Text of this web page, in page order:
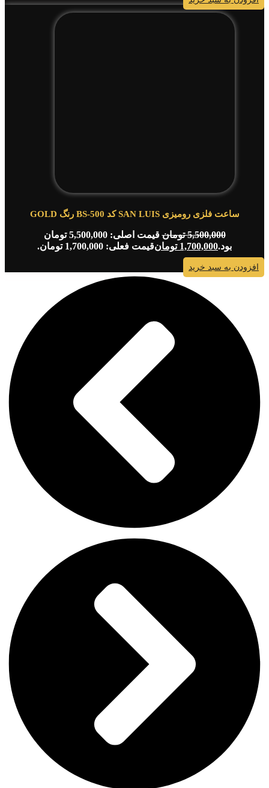
ساعت فلزی رومیزی SAN LUIS کد BS-500 رنگ GOLD
5,500,000 تومان
قیمت اصلی: 5,500,000 تومان
بود.1,700,000 تومانقیمت فعلی: 1,700,000 تومان.
افزودن به سبد خرید